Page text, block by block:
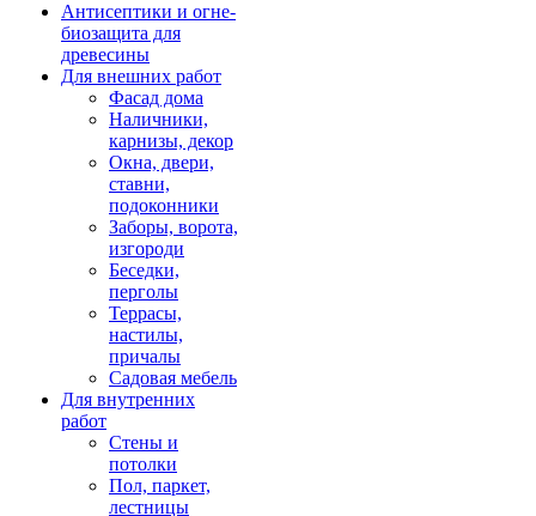
Антисептики и огне-
биозащита для
древесины
Для внешних работ
Фасад дома
Наличники,
карнизы, декор
Окна, двери,
ставни,
подоконники
Заборы, ворота,
изгороди
Беседки,
перголы
Террасы,
настилы,
причалы
Садовая мебель
Для внутренних
работ
Стены и
потолки
Пол, паркет,
лестницы